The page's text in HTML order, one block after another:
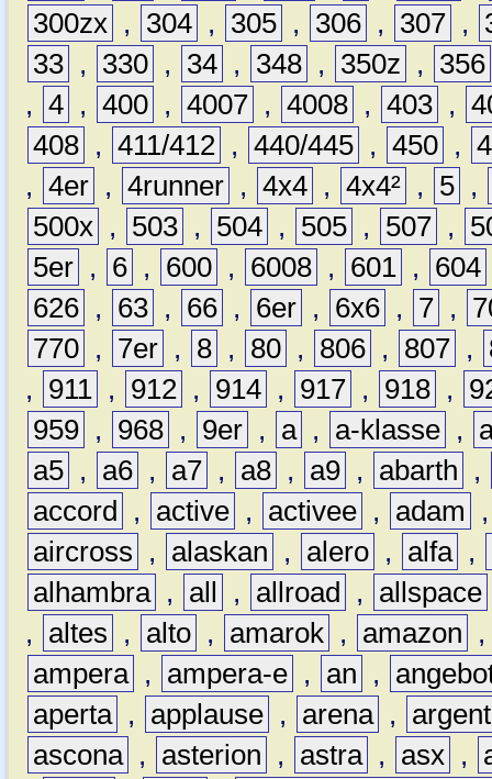
300zx , 304 , 305 , 306 , 307 ,
33 , 330 , 34 , 348 , 350z ,
356
, 4 , 400 , 4007 , 4008 , 403 ,
408 , 411/412 , 440/445 , 450 ,
, 4er , 4runner , 4x4 , 4x4² , 5 ,
500x , 503 , 504 , 505 , 507 ,
5er , 6 , 600 , 6008 , 601 , 604
626 , 63 , 66 , 6er , 6x6 , 7 ,
770 , 7er , 8 , 80 , 806 , 807 ,
,
911 , 912 , 914 , 917 , 918 ,
959 , 968 , 9er , a , a-klasse ,
a5 , a6 , a7 , a8 , a9 , abarth
,
accord
, active , activee , adam
aircross
, alaskan , alero , alfa ,
alhambra , all , allroad , allspace
,
altes , alto , amarok , amazon
ampera , ampera-e , an ,
aperta , applause , arena ,
ascona , asterion , astra , asx ,